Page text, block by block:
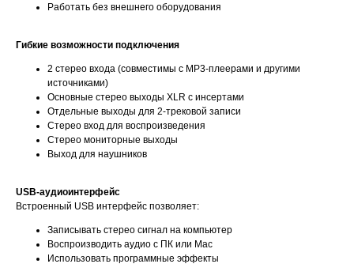
Работать без внешнего оборудования
Гибкие возможности подключения
2 стерео входа (совместимы с MP3-плеерами и другими
источниками)
Основные стерео выходы XLR с инсертами
Отдельные выходы для 2-трековой записи
Стерео вход для воспроизведения
Стерео мониторные выходы
Выход для наушников
USB-аудиоинтерфейс
Встроенный USB интерфейс позволяет:
Записывать стерео сигнал на компьютер
Воспроизводить аудио с ПК или Mac
Использовать программные эффекты